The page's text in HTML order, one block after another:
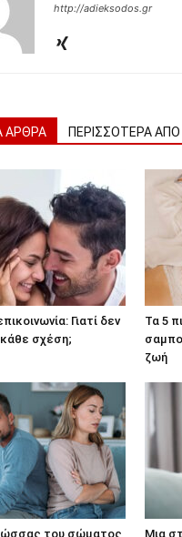
http://adieksodos.gr
ΑΡΘΡΑ ΠΕΡΙΣΣΟΤΕΡΑ
Γιατί δεν
κάθε σχέση;
Τα 5
ζωή
του σώματος Μια